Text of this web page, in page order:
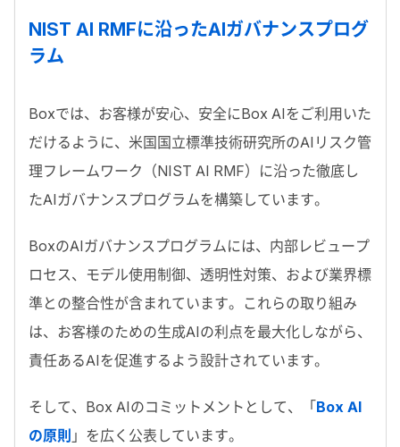
NIST AI RMFに沿ったAIガバナンスプログ
ラム
Boxでは、お客様が安心、安全にBox AIをご利用いた
だけるように、米国国立標準技術研究所のAI リスク管
理フレームワーク（NIST AI RMF）に沿った徹底し
たAIガバナンスプログラムを構築しています。
BoxのAIガバナンスプログラムには、内部レビュープ
ロセス、モデル使用制御、透明性対策、および業界標
準との整合性が含まれています。これらの取り組み
は、お客様のための生成AIの利点を最大化しながら、
責任あるAIを促進するよう設計されています。
そして、 Box AIのコミットメントとして、「Box AI
の原則 」を広く公表しています。